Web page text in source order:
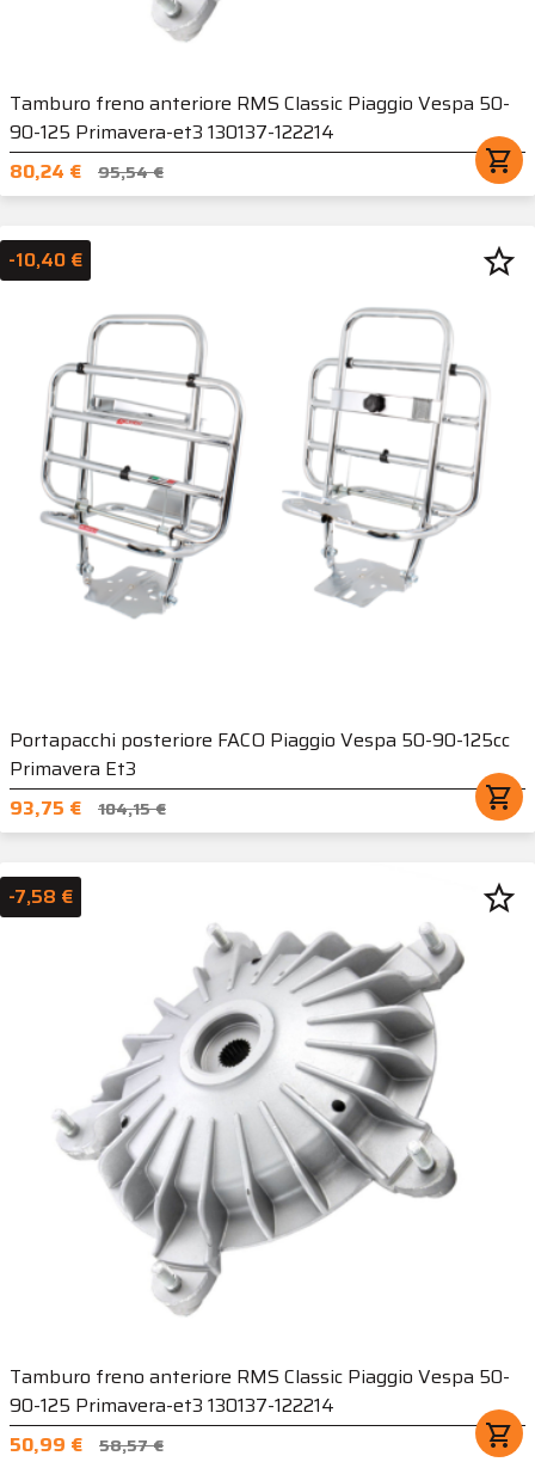
Tamburo freno anteriore RMS Classic Piaggio Vespa 50-
90-125 Primavera-et3 130137-122214
80,24 €
95,54 € shopping_cart
Portapacchi posteriore FACO Piaggio Vespa 50-90-125cc
Primavera Et3
93,75 €
104,15 € shopping_cart
-10,40 € star_border
Tamburo freno anteriore RMS Classic Piaggio Vespa 50-
90-125 Primavera-et3 130137-122214
50,99 €
58,57 € shopping_cart
-7,58 € star_border